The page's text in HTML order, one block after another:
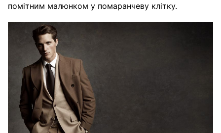
помітним малюнком у помаранчеву клітку.